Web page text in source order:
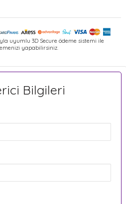
uyumlu 3D Secure ödeme sistemi ile
yapabilirsiniz.
Bilgileri